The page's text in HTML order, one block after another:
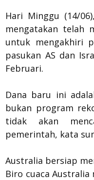
Hari Minggu (14/
mengatakan telah
untuk mengakhiri
pasukan AS dan
Februari.
Dana baru ini
bukan program
tidak akan
pemerintah, kata
Australia bersiap
Biro cuaca